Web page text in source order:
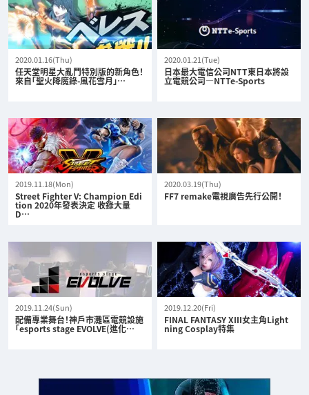
2020.01.16(Thu)
任天堂明星大亂鬥特別版的新角色！
來自「聖火降魔錄-風花雪月」…
2020.01.21(Tue)
日本最大電信公司NTT東日本將設
立電競公司—NTTe-Sports
2019.11.18(Mon)
Street Fighter V: Champion Edi
tion 2020年發表決定 收錄大量
D…
2020.03.19(Thu)
FF7 remake電視廣告先行公開！
2019.11.24(Sun)
配備專業舞台！神戶市灘區電競設施
「esports stage EVOLVE(進化…
2019.12.20(Fri)
FINAL FANTASY XIII女主角Light
ning Cosplay特集